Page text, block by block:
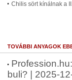
Chilis sört kínálnak a
TOVÁBBI ANYAGOK
buli? | 2025-